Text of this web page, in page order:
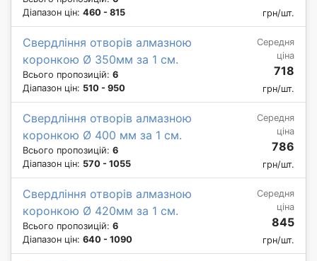
Діапазон цін: 460 - 815 грн/шт.
Свердління отворів алмазною
коронкою Ø 350мм за 1 см.
Всього пропозицій: 6
Діапазон цін: 510 - 950
Середня
ціна
718
грн/шт.
Свердління отворів алмазною
коронкою Ø 400 мм за 1 см.
Всього пропозицій: 6
Діапазон цін: 570 - 1055
Середня
ціна
786
грн/шт.
Свердління отворів алмазною
коронкою Ø 420мм за 1 см.
Всього пропозицій: 6
Діапазон цін: 640 - 1090
Середня
ціна
845
грн/шт.